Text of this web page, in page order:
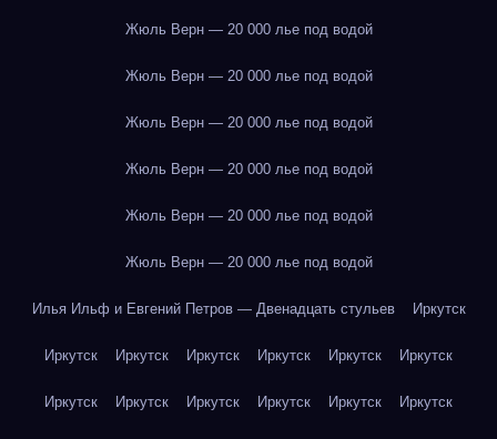
Жюль Верн — 20 000 лье под водой
Жюль Верн — 20 000 лье под водой
Жюль Верн — 20 000 лье под водой
Жюль Верн — 20 000 лье под водой
Жюль Верн — 20 000 лье под водой
Жюль Верн — 20 000 лье под водой
Илья Ильф и Евгений Петров — Двенадцать стульев Иркутск
Иркутск Иркутск Иркутск Иркутск Иркутск Иркутск
Иркутск Иркутск Иркутск Иркутск Иркутск Иркутск